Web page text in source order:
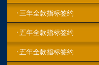
三年全款指标签约
五年全款指标签约
五年全款指标签约